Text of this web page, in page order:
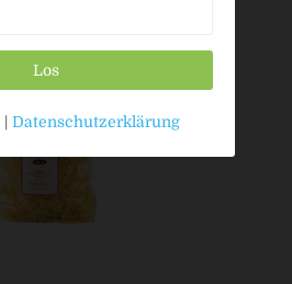
Los
| Datenschutzerklärung